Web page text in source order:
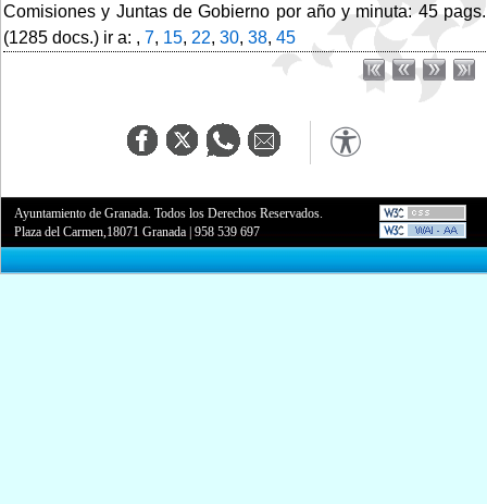
Comisiones y Juntas de Gobierno por año y minuta: 45 pags.
(1285 docs.) ir a: , 7, 15, 22, 30, 38, 45
Ayuntamiento de Granada. Todos los Derechos Reservados.
Plaza del Carmen,18071 Granada |958 539 697